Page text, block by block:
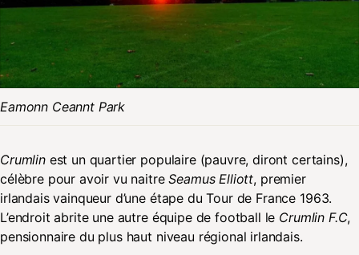
Eamonn Ceannt Park
Crumlin est un quartier populaire (pauvre, diront certains),
célèbre pour avoir vu naitreSeamus Elliott, premier
irlandais vainqueur d’une étape du Tour de France 1963.
L’endroit abrite une autre équipe de football le Crumlin F.C,
pensionnaire du plus haut niveau régional irlandais.